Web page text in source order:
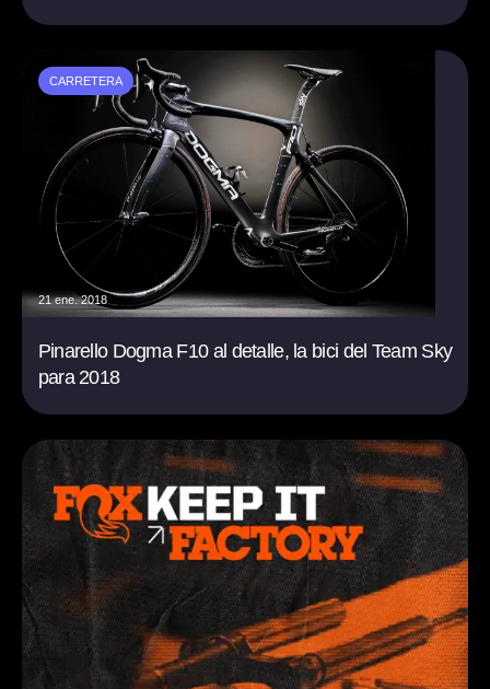
CARRETERA
21 ene. 2018
Pinarello Dogma F10 al detalle, la bici del Team Sky
para 2018